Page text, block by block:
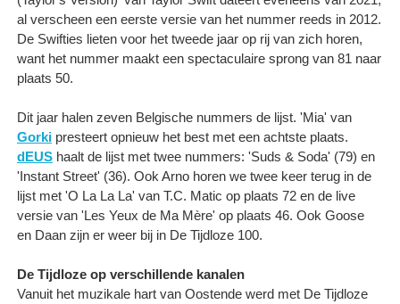
al verscheen een eerste versie van het nummer reeds in 2012.
De Swifties lieten voor het tweede jaar op rij van zich horen,
want het nummer maakt een spectaculaire sprong van 81 naar
plaats 50.
Dit jaar halen zeven Belgische nummers de lijst. 'Mia' van
Gorki presteert opnieuw het best met een achtste plaats.
dEUS haalt de lijst met twee nummers: 'Suds & Soda' (79) en
'Instant Street' (36). Ook Arno horen we twee keer terug in de
lijst met 'O La La La' van T.C. Matic op plaats 72 en de live
versie van 'Les Yeux de Ma Mère' op plaats 46. Ook Goose
en Daan zijn er weer bij in De Tijdloze 100.
De Tijdloze op verschillende kanalen
Vanuit het muzikale hart van Oostende werd met De Tijdloze